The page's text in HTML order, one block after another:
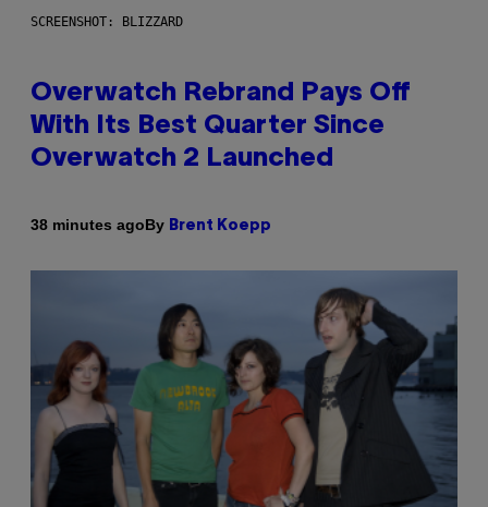
SCREENSHOT: BLIZZARD
Overwatch Rebrand Pays Off
With Its Best Quarter Since
Overwatch 2 Launched
38 minutes agoBy Brent Koepp